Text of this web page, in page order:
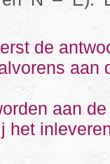
de
aan
aan de
het